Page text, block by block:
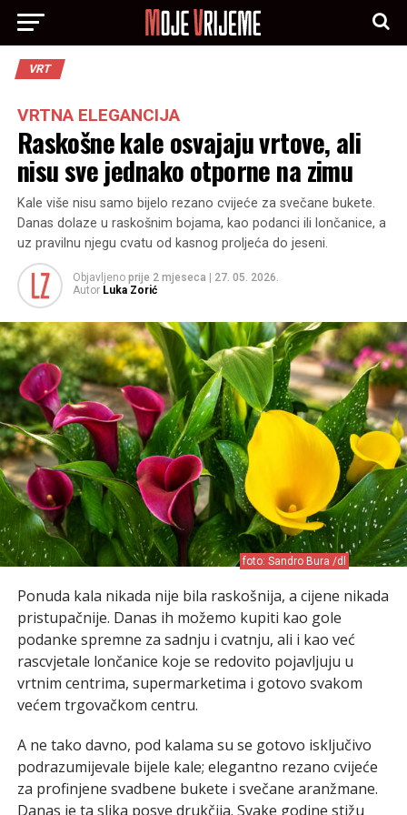
VRT
VRTNA ELEGANCIJA
Raskošne kale osvajaju vrtove, ali
nisu sve jednako otporne na zimu
Kale više nisu samo bijelo rezano cvijeće za svečane bukete.
Danas dolaze u raskošnim bojama, kao podanci ili lončanice, a
uz pravilnu njegu cvatu od kasnog proljeća do jeseni.
Objavljeno prije 2 mjeseca
27. 05. 2026.
Autor Luka Zorić
foto: Sandro Bura /dl
Ponuda kala nikada nije bila raskošnija, a cijene nikada
pristupačnije. Danas ih možemo kupiti kao gole
podanke spremne za sadnju i cvatnju, ali i kao već
rascvjetale lončanice koje se redovito pojavljuju u
vrtnim centrima, supermarketima i gotovo svakom
većem trgovačkom centru.
A ne tako davno, pod kalama su se gotovo isključivo
podrazumijevale bijele kale; elegantno rezano cvijeće
za profinjene svadbene bukete i svečane aranžmane.
Danas je ta slika posve drukčija. Svake godine stižu